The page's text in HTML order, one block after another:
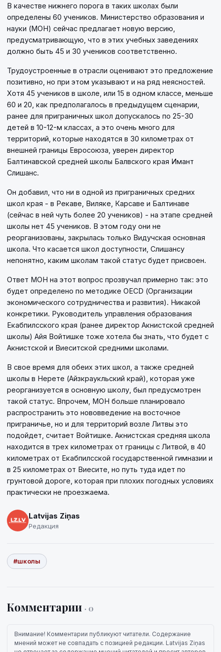
В качестве нижнего порога в таких школах были
определены 60 учеников. Министерство образования и
науки (МОН) сейчас предлагает новую версию,
предусматривающую, что в этих учебных заведениях
должно быть 45 и 30 учеников соответственно.
Трудоустроенные в отрасли оценивают это предложение
позитивно, но при этом указывают и на ряд неясностей.
Хотя 45 учеников в школе, или 15 в одном классе, меньше
60 и 20, как предполагалось в предыдущем сценарии,
ранее для приграничных школ допускалось по 25-30
детей в 10-12-м классах, а это очень много для
территорий, которые находятся в 30 километрах от
внешней границы Евросоюза, уверен директор
Балтинавской средней школы Балвского края Имант
Слишанс.
Он добавил, что ни в одной из приграничных средних
школ края - в Рекаве, Виляке, Карсаве и Балтинаве
(сейчас в ней чуть более 20 учеников) - на этапе средней
школы нет 45 учеников. В этом году они не
реорганизованы, закрылась только Видучская основная
школа. Что касается школ доступности, Слишансу
непонятно, каким школам такой статус будет присвоен.
Ответ МОН на этот вопрос прозвучал примерно так: это
будет определено по методике OECD (Организации
экономического сотрудничества и развития). Никакой
конкретики. Руководитель управления образования
Екабпилсского края (ранее директор Акнистской средней
школы) Айя Войтишке тоже хотела бы знать, что будет с
Акнистской и Виеситской средними школами.
В свое время для обеих этих школ, а также средней
школы в Нерете (Айзкраукльский край), которая уже
реорганизуется в основную школу, был предусмотрен
такой статус. Впрочем, МОН больше планировало
распространить это нововведение на восточное
приграничье, но и для территорий возле Литвы это
подойдет, считает Войтишке. Акнистская средняя школа
находится в трех километрах от границы с Литвой, в 40
километрах от Екабпилсской государственной гимназии и
в 25 километрах от Виесите, но путь туда идет по
грунтовой дороге, которая при плохих погодных условиях
практически не проезжаема.
Latvijas Ziņas
Редакция
#школы
Комментарии · 0
Внимание! Комментарии публикуют читатели. Содержание
мнений может не совпадать с позицией редакции. Latvijas Ziņas